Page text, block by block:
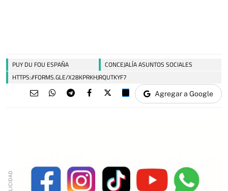
PUY DU FOU ESPAÑA
CONCEJALÍA ASUNTOS SOCIALES
HTTPS://FORMS.GLE/X28KPRKHJRQUTKYF7
Agregar a Google